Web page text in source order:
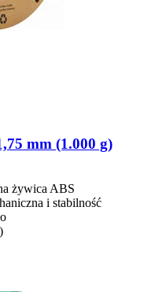
mm (1.000 g)
żywica ABS
i stabilność